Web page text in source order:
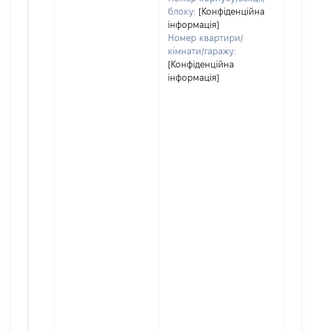
блоку: [Конфіденційна
інформація]
Номер квартири/
кімнати/гаражу:
[Конфіденційна
інформація]